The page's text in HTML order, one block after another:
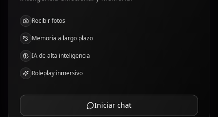
Recibir fotos
Memoria a largo plazo
IA de alta inteligencia
Roleplay inmersivo
Iniciar chat